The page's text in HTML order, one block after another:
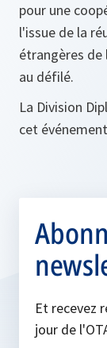
pour une
l'issue de la
étrangères de
au défilé.
La Division
cet
Et recevez
jour de